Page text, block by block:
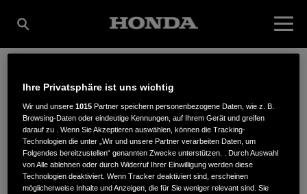
BEULE, WINFRIED
GARTENTECHNIK
Ihre Privatsphäre ist uns wichtig
Wir und unsere1015 Partner speichern personenbezogene Daten, wie z. B.
Browsing-Daten oder eindeutige Kennungen, auf Ihrem Gerät und greifen
darauf zu . Wenn Sie Akzeptieren auswählen, können die Tracking-
Technologien die unter „Wir und unsere Partner verarbeiten Daten, um
Folgendes bereitzustellen“ genannten Zwecke unterstützen. . Durch Auswahl
von Alle ablehnen oder durch Widerruf Ihrer Einwilligung werden diese
Technologien deaktiviert. Wenn Tracker deaktiviert sind, erscheinen
möglicherweise Inhalte und Anzeigen, die für Sie weniger relevant sind. Sie